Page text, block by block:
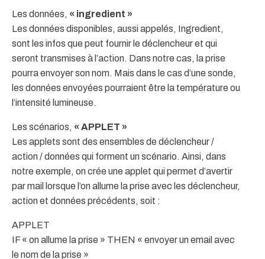
Les données, « ingredient »
Les données disponibles, aussi appelés, Ingredient,
sont les infos que peut fournir le déclencheur et qui
seront transmises à l’action. Dans notre cas, la prise
pourra envoyer son nom. Mais dans le cas d’une sonde,
les données envoyées pourraient être la température ou
l’intensité lumineuse.
Les scénarios, « APPLET »
Les applets sont des ensembles de déclencheur /
action / données qui forment un scénario. Ainsi, dans
notre exemple, on crée une applet qui permet d’avertir
par mail lorsque l’on allume la prise avec les déclencheur,
action et données précédents, soit :
APPLET
IF « on allume la prise » THEN « envoyer un email avec
le nom de la prise »